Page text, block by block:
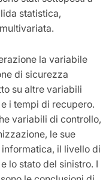
statistica,
la variabile
di sicurezza
su altre variabili
i tempi di recupero.
variabili di controllo,
le sue
il livello di
lo stato del sinistro. I